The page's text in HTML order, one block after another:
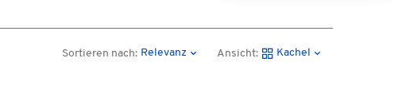
Sortieren nach: Relevanz Ansicht: Kachel